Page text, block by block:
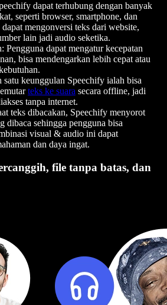
dapat terhubung dengan banyak
seperti browser, smartphone, dan
mengonversi teks dari website,
lain jadi audio seketika.
: Pengguna dapat mengatur kecepatan
bisa mendengarkan lebih cepat atau
satu keunggulan Speechify ialah bisa
teks ke suara secara offline, jadi
tanpa internet.
teks dibacakan, Speechify menyorot
dibaca sehingga pengguna bisa
visual & audio ini dapat
dan daya ingat.
file tanpa batas, dan